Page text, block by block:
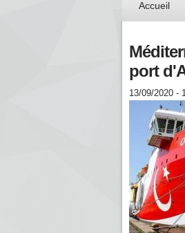
Accueil
port
13/09/2020 -